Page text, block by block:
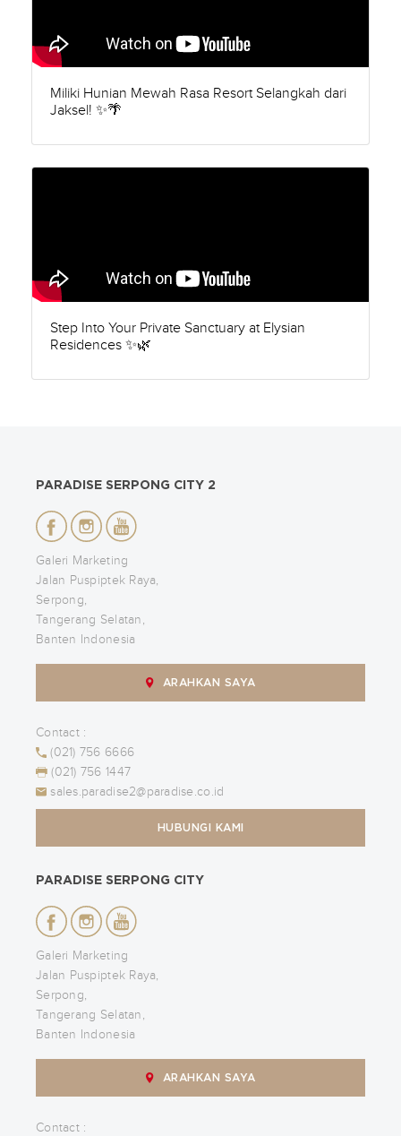
Miliki Hunian Mewah Rasa Resort Selangkah dari
Jaksel! ✨🌴
Step Into Your Private Sanctuary at Elysian
Residences ✨🌿
PARADISE SERPONG CITY 2
Galeri Marketing
Jalan Puspiptek Raya,
Serpong,
Tangerang Selatan,
Banten Indonesia
ARAHKAN SAYA
Contact :
(021) 756 6666
(021) 756 1447
sales.paradise2@paradise.co.id
HUBUNGI KAMI
PARADISE SERPONG CITY
Galeri Marketing
Jalan Puspiptek Raya,
Serpong,
Tangerang Selatan,
Banten Indonesia
ARAHKAN SAYA
Contact :